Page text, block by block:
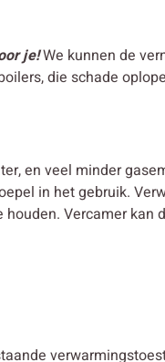
je!We kunnen de
die schade
en veel minder
in het gebruik.
Vercamer kan